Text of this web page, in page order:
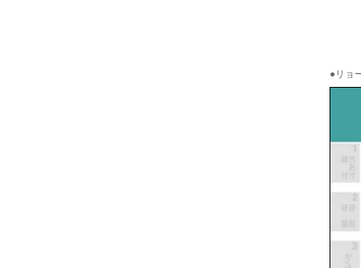
●リョ